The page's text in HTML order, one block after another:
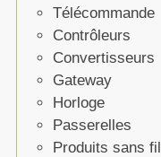
Télécommande
Contrôleurs
Convertisseurs
Gateway
Horloge
Passerelles
Produits sans fil